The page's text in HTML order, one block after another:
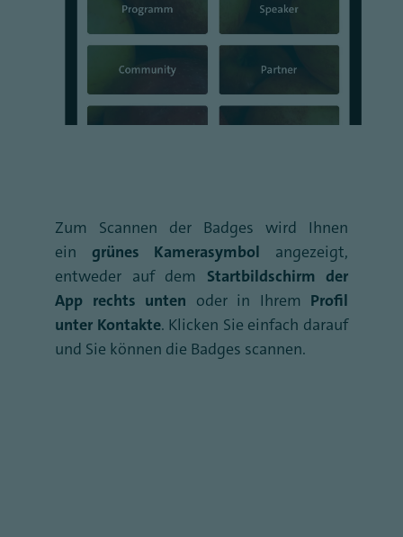
Zum Scannen der Badges wird Ihnen
ein grünes Kamerasymbol angezeigt,
entweder auf dem Startbildschirm der
App rechts unten oder in Ihrem Profil
unter Kontakte. Klicken Sie einfach darauf
und Sie können die Badges scannen.